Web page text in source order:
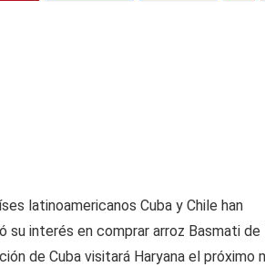
latinoamericanos Cuba y Chile han
su interés en comprar arroz Basmati de
de Cuba visitará Haryana el próximo